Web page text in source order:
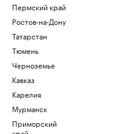
Пермский край
Ростов-на-Дону
Татарстан
Тюмень
Черноземье
Кавказ
Карелия
Мурманск
Приморский